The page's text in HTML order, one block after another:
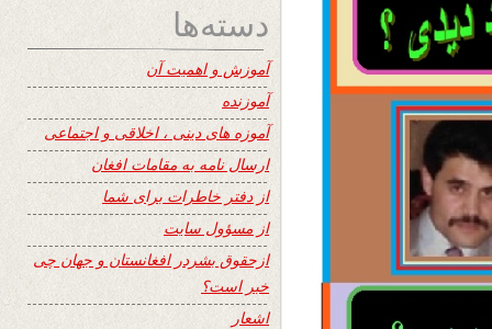
دسته‌ها
آموزش و اهمیت آن
آموزنده
آموزه های دینی ، اخلاقی و اجتماعی
ارسال نامه به مقامات افغان
از دفتر خاطرات برای شما
از مسؤول سایت
ازحقوق بشردر افغانستان و جهان چی
خبر است؟
اشعار